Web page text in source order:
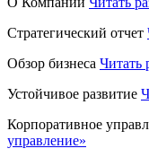
Стратегический отчет
Обзор бизнеса Читать
Устойчивое развитие
Корпоративное
управление»